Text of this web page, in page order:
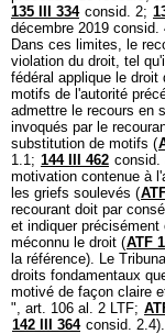
135 III 334 consid. 2;
décembre 2019
Dans ces limites, le
violation du droit, tel
fédéral applique le droit
motifs de l'autorité
admettre le recours en
invoqués par le
substitution de motifs (
1.1; 144 III 462 consid.
motivation contenue à l'
les griefs soulevés (
recourant doit par
et indiquer
méconnu le droit (ATF
la référence). Le
droits fondamentaux
motivé de façon claire
", art. 106 al. 2 LTF;
142 III 364 consid. 2.4).